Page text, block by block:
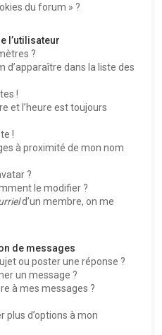
du forum » ?
l’utilisateur
?
dans la liste des
!
et l’heure est toujours
!
à proximité de mon nom
?
le modifier ?
d’un membre, on me
de messages
ou poster une réponse ?
un message ?
à mes messages ?
plus d’options à mon